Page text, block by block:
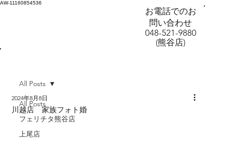
AW-11160854536
お電話でのお
問い合わせ
048-521-9880
(熊谷店)
All Posts
フェリチタ熊谷店
上尾店
All Posts
川越店 家族フォト婚
2024年8月8日